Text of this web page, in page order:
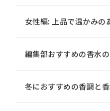
女性編: 上品で温かみの
編集部おすすめの香水
冬におすすめの香調と